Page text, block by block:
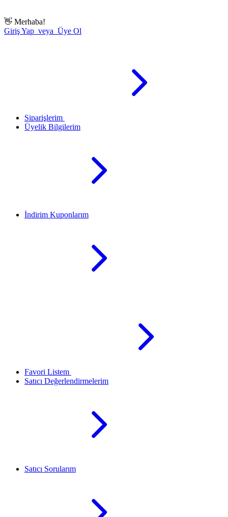
👋 Merhaba!
Giriş Yap veya Üye Ol
Siparişlerim
Üyelik Bilgilerim
İndirim Kuponlarım
Favori Listem
Satıcı Değerlendirmelerim
Satıcı Sorularım